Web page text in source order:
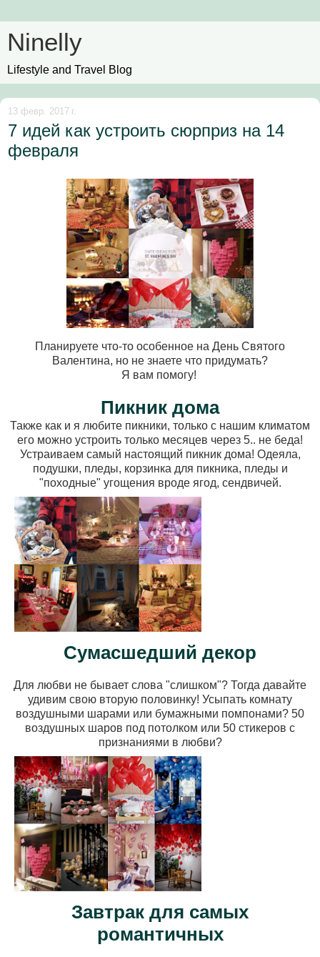
Ninelly
Lifestyle and Travel Blog
13 февр. 2017 г.
7 идей как устроить сюрприз на 14
февраля
Планируете что-то особенное на День Святого
Валентина, но не знаете что придумать?
Я вам помогу!
Пикник дома
Также как и я любите пикники, только с нашим климатом
его можно устроить только месяцев через 5.. не беда!
Устраиваем самый настоящий пикник дома! Одеяла,
подушки, пледы, корзинка для пикника, пледы и
"походные" угощения вроде ягод, сендвичей.
Сумасшедший декор
Для любви не бывает слова "слишком"? Тогда давайте
удивим свою вторую половинку! Усыпать комнату
воздушными шарами или бумажными помпонами? 50
воздушных шаров под потолком или 50 стикеров с
признаниями в любви?
Завтрак для самых
романтичных